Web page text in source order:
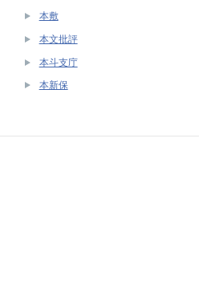
本敷
本文批評
本斗支庁
本新保